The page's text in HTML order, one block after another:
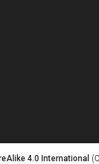
4.0 International